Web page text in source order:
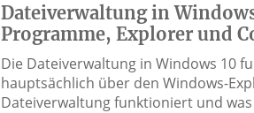
Dateiverwaltung in
Programme, Explorer und
Die Dateiverwaltung in Windows 10
hauptsächlich über den Windows-
Dateiverwaltung funktioniert und